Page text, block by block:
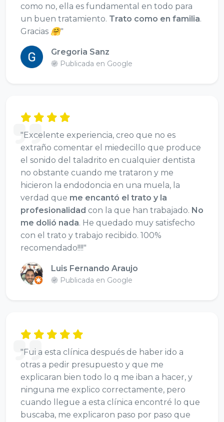
como no, ella es fundamental en todo para
un buen tratamiento. Trato como en familia.
Gracias 🤗"
Gregoria Sanz
Publicada en Google
"Excelente experiencia, creo que no es
extraño comentar el miedecillo que produce
el sonido del taladrito en cualquier dentista
no obstante cuando me trataron y me
hicieron la endodoncia en una muela, la
verdad que me encantó el trato y la
profesionalidad con la que han trabajado. No
me dolió nada. He quedado muy satisfecho
con el trato y trabajo recibido. 100%
recomendado!!!!"
Luis Fernando Araujo
Publicada en Google
"Fui a esta clínica después de haber ido a
otras a pedir presupuesto y que me
explicaran bien todo lo q me iban a hacer, y
ninguna me explico correctamente, pero
cuando llegue a esta clínica encontré lo que
buscaba, me explicaron paso por paso que